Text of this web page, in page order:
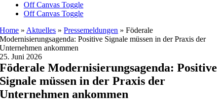
Off Canvas Toggle
Off Canvas Toggle
Home » Aktuelles »Pressemeldungen »Föderale
Modernisierungsagenda: Positive Signale müssen in der Praxis der
Unternehmen ankommen
25. Juni 2026
Föderale Modernisierungsagenda: Positive
Signale müssen in der Praxis der
Unternehmen ankommen